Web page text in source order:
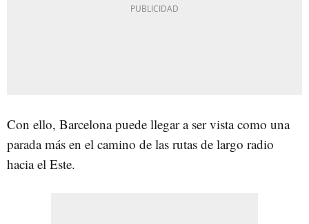
Con ello, Barcelona puede llegar a ser vista como una
parada más en el camino de las rutas de largo radio
hacia el Este.